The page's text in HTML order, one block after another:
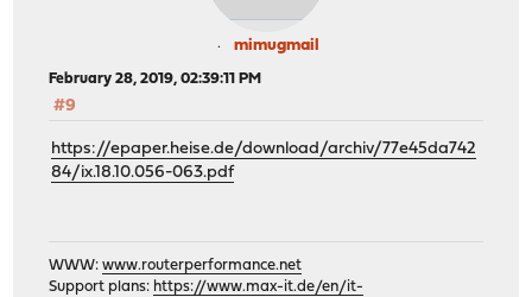
mimugmail
February 28, 2019, 02:39:11 PM
#9
https://epaper.heise.de/download/archiv/77e45da742
84/ix.18.10.056-063.pdf
WWW:www.routerperformance.net
Support plans: https://www.max-it.de/en/it-